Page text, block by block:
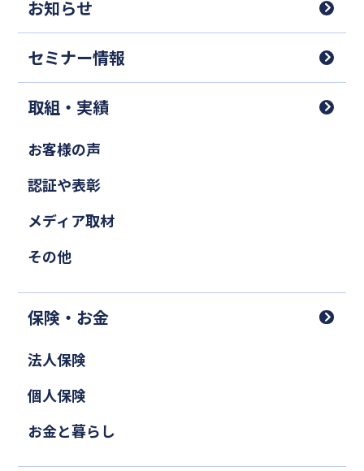
お知らせ
セミナー情報
取組・実績
お客様の声
認証や表彰
メディア取材
その他
保険・お金
法人保険
個人保険
お金と暮らし